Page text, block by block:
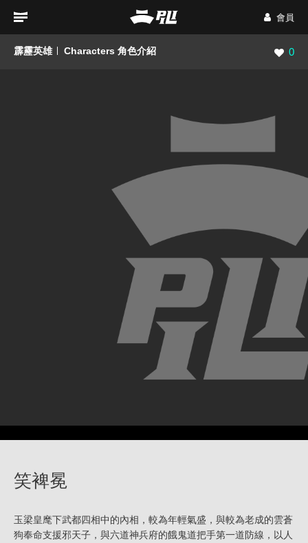
會員
霹靂英雄 Characters 角色介紹 瀏覽
0
笑裨冕
玉梁皇麾下武都四相中的內相，較為年輕氣盛，與較為老成的雲蒼
狗奉命支援邪天子，與六道神兵府的餓鬼道把手第一道防線，以人